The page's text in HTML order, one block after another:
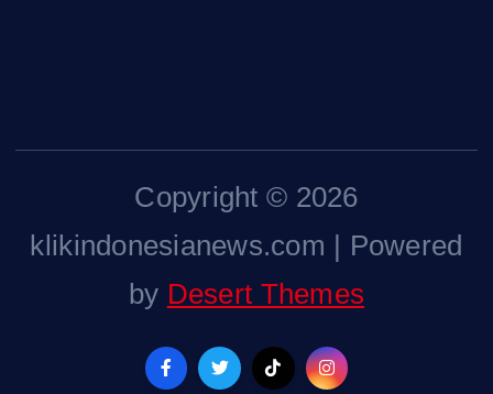
Copyright © 2026
klikindonesianews.com | Powered
by Desert Themes